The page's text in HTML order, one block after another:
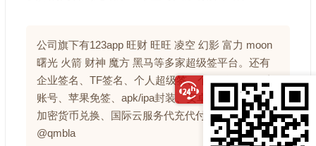
公司旗下有123app 旺财 旺旺 凌空 幻影 富力 moon
曙光 火箭 财神 魔方 黑马等多家超级签平台。还有
企业签名、TF签名、个人超级签、个人/公司开发者
账号、苹果免签、apk/ipa封装、安卓包防毒处理、
加密货币兑换、国际云服务代充代付。联系电报：
@qmbla